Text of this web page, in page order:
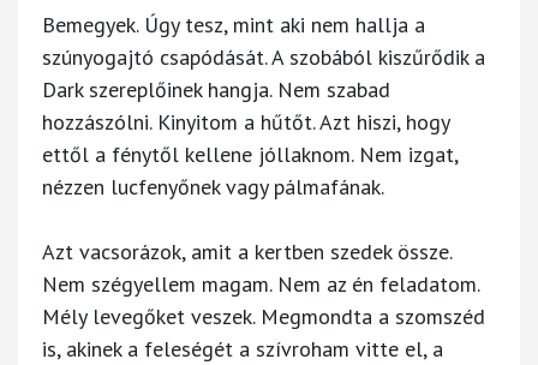
Bemegyek. Úgy tesz, mint aki nem hallja a
szúnyogajtó csapódását. A szobából kiszűrődik a
Dark szereplőinek hangja. Nem szabad
hozzászólni. Kinyitom a hűtőt. Azt hiszi, hogy
ettől a fénytől kellene jóllaknom. Nem izgat,
nézzen lucfenyőnek vagy pálmafának.
Azt vacsorázok, amit a kertben szedek össze.
Nem szégyellem magam. Nem az én feladatom.
Mély levegőket veszek. Megmondta a szomszéd
is, akinek a feleségét a szívroham vitte el, a